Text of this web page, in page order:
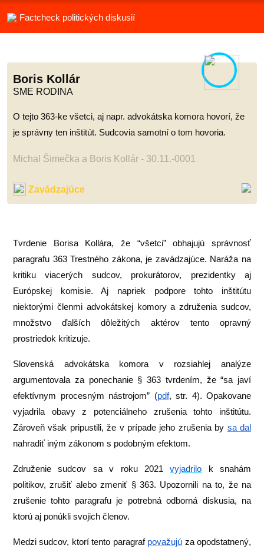
Factcheck politických diskusií
Boris Kollár
SME RODINA
O tejto 363-ke všetci, aj napr. advokátska komora hovorí, že
je správny ten inštitút. Sudcovia samotní o tom hovoria.
Michal Šimečka a Boris Kollár - 30.11.-0001
Zavádzajúce
Tvrdenie Borisa Kollára, že “všetci” obhajujú správnosť
paragrafu 363 Trestného zákona, je zavádzajúce. Naráža na
kritiku viacerých sudcov, prokurátorov, prezidentky aj
Európskej komisie. Aj napriek podpore tohto inštitútu
niektorými členmi advokátskej komory a združenia sudcov,
množstvo ďalších dôležitých aktérov tento opravný
prostriedok kritizuje.
Slovenská advokátska komora v rozsiahlej analýze
argumentovala za ponechanie § 363 tvrdením, že “sa javí
efektívnym procesným nástrojom” (pdf, str. 4). Opakovane
vyjadrila obavy z potenciálneho zrušenia tohto inštitútu.
Zároveň však pripustili, že v prípade jeho zrušenia by sa dal
nahradiť iným zákonom s podobným efektom.
Združenie sudcov sa v roku 2021vyjadrilo k snahám
politikov, zrušiť alebo zmeniť § 363. Upozornili na to, že na
zrušenie tohto paragrafu je potrebná odborná diskusia, na
ktorú aj ponúkli svojich členov.
Medzi sudcov, ktorí tento paragraf považujú za opodstatnený,